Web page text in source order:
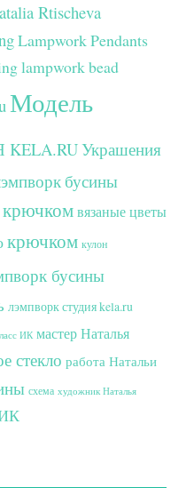
Rtischeva
Lampwork Pendants
lampwork bead
Модель
Украшения
бусины
крючкомвязаные цветы
крючком кулон
бусины
лэмпворк студия kela.ru
ИК мастер Наталья
стекло работа Натальи
схема художник Наталья